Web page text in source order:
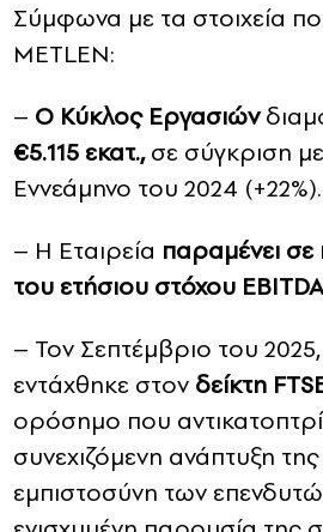
Σύμφωνα με τα στοιχεία
METLEN:
– Ο Κύκλος Εργασιών
€5.115 εκατ.,σε σύγκριση
Εννεάμηνο του 2024 (+22%).
– Η Εταιρεία παραμένει σε
του ετήσιου στόχου EBITDA
– Τον Σεπτέμβριο του
εντάχθηκε στον δείκτη
ορόσημο που
συνεχιζόμενη ανάπτυξη της
εμπιστοσύνη των